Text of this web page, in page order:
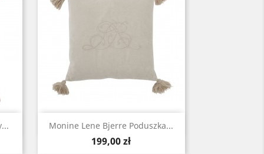
Monine Lene Bjerre Poduszka...
Cena
199,00 zł
 Szybki podgląd